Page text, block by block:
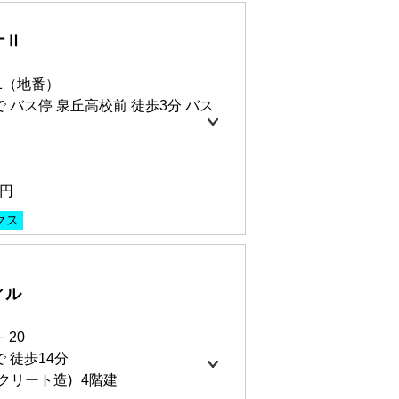
円
㎡
Ⅱ
地番）
バス停 泉丘高校前 徒歩3分 バス
ス
円
㎡
円
無料
ル
20
徒歩14分
リート造) 4階建